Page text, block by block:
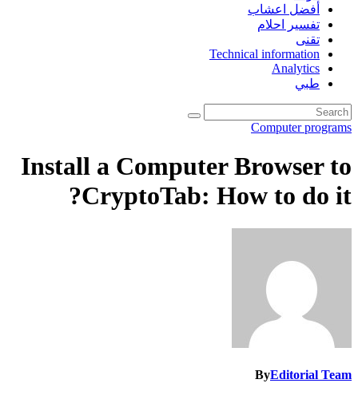
أفضل اعشاب
تفسير احلام
تقنى
Technical information
Analytics
طبي
Computer programs
Install a Computer Browser to
CryptoTab: How to do it?
ByEditorial Team